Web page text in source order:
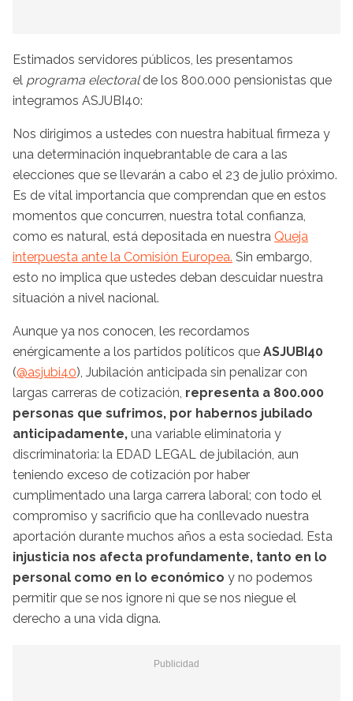
Estimados servidores públicos, les presentamos
el programa electoralde los 800.000 pensionistas que
integramos ASJUBI40:
Nos dirigimos a ustedes con nuestra habitual firmeza y
una determinación inquebrantable de cara a las
elecciones que se llevarán a cabo el 23 de julio próximo.
Es de vital importancia que comprendan que en estos
momentos que concurren, nuestra total confianza,
como es natural, está depositada en nuestra Queja
interpuesta ante la Comisión Europea. Sin embargo,
esto no implica que ustedes deban descuidar nuestra
situación a nivel nacional.
Aunque ya nos conocen, les recordamos
enérgicamente a los partidos políticos que ASJUBI40
(@asjubi40), Jubilación anticipada sin penalizar con
largas carreras de cotización, representa a 800.000
personas que sufrimos, por habernos jubilado
anticipadamente, una variable eliminatoria y
discriminatoria: la EDAD LEGAL de jubilación, aun
teniendo exceso de cotización por haber
cumplimentado una larga carrera laboral; con todo el
compromiso y sacrificio que ha conllevado nuestra
aportación durante muchos años a esta sociedad. Esta
injusticia nos afecta profundamente, tanto en lo
personal como en lo económico y no podemos
permitir que se nos ignore ni que se nos niegue el
derecho a una vida digna.